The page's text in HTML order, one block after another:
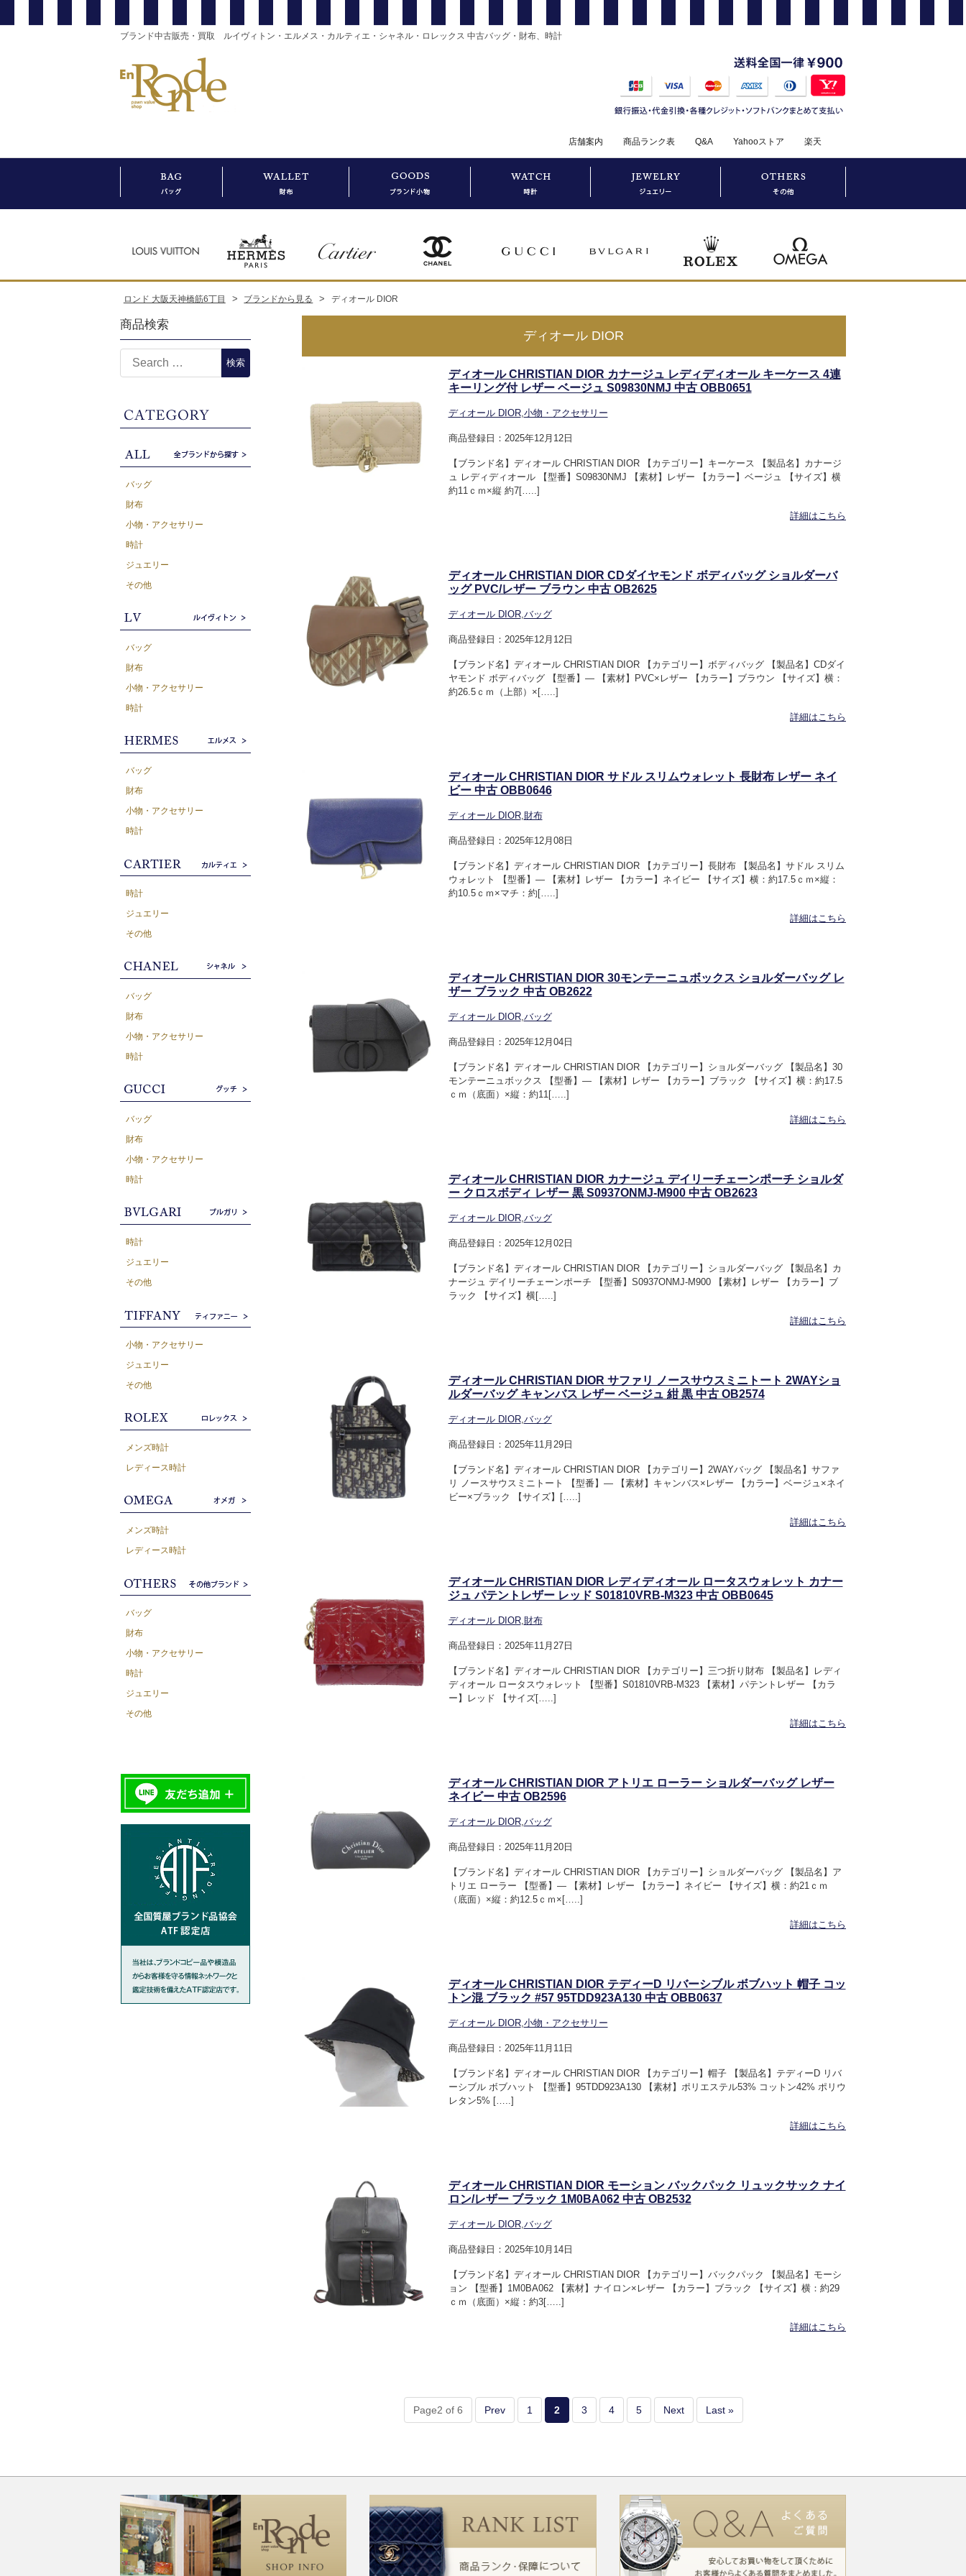
ブランド中古販売・買取 ルイヴィトン・エルメス・カルティエ・シャネル・ロレックス 中古バッグ・財布、時計
店舗案内 商品ランク表 Q&A Yahooストア 楽天
ロンド 大阪天神橋筋6丁目 > ブランドから見る > ディオール DIOR
ディオール DIOR
ディオール CHRISTIAN DIOR カナージュ レディディオール キーケース 4連
キーリング付 レザー ベージュ S09830NMJ 中古 OBB0651
ディオール DIOR,小物・アクセサリー
商品登録日：2025年12月12日
【ブランド名】ディオール CHRISTIAN DIOR 【カテゴリー】キーケース 【製品名】カナージ
ュ レディディオール 【型番】S09830NMJ 【素材】レザー 【カラー】ベージュ 【サイズ】横
約11ｃｍ×縦 約7[…..]
詳細はこちら
ディオール CHRISTIAN DIOR CDダイヤモンド ボディバッグ ショルダーバ
ッグ PVC/レザー ブラウン 中古 OB2625
ディオール DIOR,バッグ
商品登録日：2025年12月12日
【ブランド名】ディオール CHRISTIAN DIOR 【カテゴリー】ボディバッグ 【製品名】CDダイ
ヤモンド ボディバッグ 【型番】― 【素材】PVC×レザー 【カラー】ブラウン 【サイズ】横：
約26.5ｃｍ（上部）×[…..]
詳細はこちら
ディオール CHRISTIAN DIOR サドル スリムウォレット 長財布 レザー ネイ
ビー 中古 OBB0646
ディオール DIOR,財布
商品登録日：2025年12月08日
【ブランド名】ディオール CHRISTIAN DIOR 【カテゴリー】長財布 【製品名】サドル スリム
ウォレット 【型番】― 【素材】レザー 【カラー】ネイビー 【サイズ】横：約17.5ｃｍ×縦：
約10.5ｃｍ×マチ：約[…..]
詳細はこちら
ディオール CHRISTIAN DIOR 30モンテーニュボックス ショルダーバッグ レ
ザー ブラック 中古 OB2622
ディオール DIOR,バッグ
商品登録日：2025年12月04日
【ブランド名】ディオール CHRISTIAN DIOR 【カテゴリー】ショルダーバッグ 【製品名】30
モンテーニュボックス 【型番】― 【素材】レザー 【カラー】ブラック 【サイズ】横：約17.5
ｃｍ（底面）×縦：約11[…..]
詳細はこちら
ディオール CHRISTIAN DIOR カナージュ デイリーチェーンポーチ ショルダ
ー クロスボディ レザー 黒 S0937ONMJ-M900 中古 OB2623
ディオール DIOR,バッグ
商品登録日：2025年12月02日
【ブランド名】ディオール CHRISTIAN DIOR 【カテゴリー】ショルダーバッグ 【製品名】カ
ナージュ デイリーチェーンポーチ 【型番】S0937ONMJ-M900 【素材】レザー 【カラー】ブ
ラック 【サイズ】横[…..]
詳細はこちら
ディオール CHRISTIAN DIOR サファリ ノースサウスミニトート 2WAYショ
ルダーバッグ キャンバス レザー ベージュ 紺 黒 中古 OB2574
ディオール DIOR,バッグ
商品登録日：2025年11月29日
【ブランド名】ディオール CHRISTIAN DIOR 【カテゴリー】2WAYバッグ 【製品名】サファ
リ ノースサウスミニトート 【型番】― 【素材】キャンバス×レザー 【カラー】ベージュ×ネイ
ビー×ブラック 【サイズ】[…..]
詳細はこちら
ディオール CHRISTIAN DIOR レディディオール ロータスウォレット カナー
ジュ パテントレザー レッド S01810VRB-M323 中古 OBB0645
ディオール DIOR,財布
商品登録日：2025年11月27日
【ブランド名】ディオール CHRISTIAN DIOR 【カテゴリー】三つ折り財布 【製品名】レディ
ディオール ロータスウォレット 【型番】S01810VRB-M323 【素材】パテントレザー 【カラ
ー】レッド 【サイズ[…..]
詳細はこちら
ディオール CHRISTIAN DIOR アトリエ ローラー ショルダーバッグ レザー
ネイビー 中古 OB2596
ディオール DIOR,バッグ
商品登録日：2025年11月20日
【ブランド名】ディオール CHRISTIAN DIOR 【カテゴリー】ショルダーバッグ 【製品名】ア
トリエ ローラー 【型番】― 【素材】レザー 【カラー】ネイビー 【サイズ】横：約21ｃｍ
（底面）×縦：約12.5ｃｍ×[…..]
詳細はこちら
ディオール CHRISTIAN DIOR テディーD リバーシブル ボブハット 帽子 コッ
トン混 ブラック #57 95TDD923A130 中古 OBB0637
ディオール DIOR,小物・アクセサリー
商品登録日：2025年11月11日
【ブランド名】ディオール CHRISTIAN DIOR 【カテゴリー】帽子 【製品名】テディーD リバ
ーシブル ボブハット 【型番】95TDD923A130 【素材】ポリエステル53% コットン42% ポリウ
レタン5% […..]
詳細はこちら
ディオール CHRISTIAN DIOR モーション バックパック リュックサック ナイ
ロン/レザー ブラック 1M0BA062 中古 OB2532
ディオール DIOR,バッグ
商品登録日：2025年10月14日
【ブランド名】ディオール CHRISTIAN DIOR 【カテゴリー】バックパック 【製品名】モーシ
ョン 【型番】1M0BA062 【素材】ナイロン×レザー 【カラー】ブラック 【サイズ】横：約29
ｃｍ（底面）×縦：約3[…..]
詳細はこちら
Page2 of 6 Prev 1 2 3 4 5 Next Last »
商品検索
バッグ
財布
小物・アクセサリー
時計
ジュエリー
その他
バッグ
財布
小物・アクセサリー
時計
バッグ
財布
小物・アクセサリー
時計
時計
ジュエリー
その他
バッグ
財布
小物・アクセサリー
時計
バッグ
財布
小物・アクセサリー
時計
時計
ジュエリー
その他
小物・アクセサリー
ジュエリー
その他
メンズ時計
レディース時計
メンズ時計
レディース時計
バッグ
財布
小物・アクセサリー
時計
ジュエリー
その他